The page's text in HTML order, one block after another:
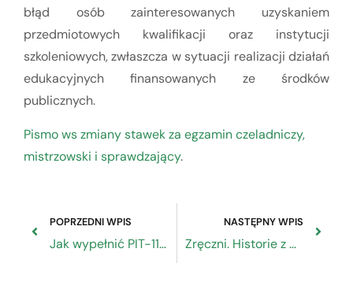
błąd osób zainteresowanych uzyskaniem
przedmiotowych kwalifikacji oraz instytucji
szkoleniowych, zwłaszcza w sytuacji realizacji działań
edukacyjnych finansowanych ze środków
publicznych.
Pismo ws zmiany stawek za egzamin czeladniczy,
mistrzowski i sprawdzający.
POPRZEDNI WPIS
Jak wypełnić PIT-11 z uwzględnieniem tzw. ulgi dla młodych
NASTĘPNY WPIS
Zręczni. Historie z warszawskich pracowni i warsztatów